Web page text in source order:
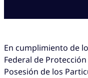
En cumplimiento de
Federal de
Posesión de los